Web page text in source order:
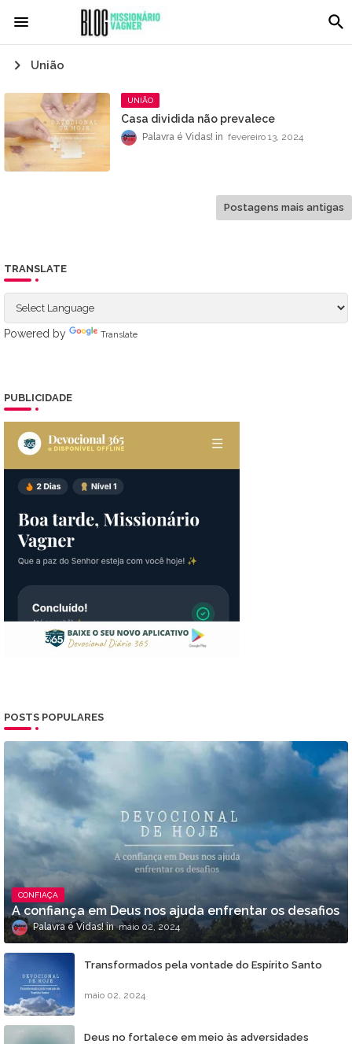
União
UNIÃO
Casa dividida não prevalece
Palavra é Vidas! fevereiro 13, 2024
Postagens mais antigas
TRANSLATE
Powered by Translate
PUBLICIDADE
POSTS POPULARES
CONFIAÇA
A confiança em Deus nos ajuda enfrentar os desafios
Palavra é Vidas! maio 02, 2024
Transformados pela vontade do Espírito Santo
maio 02, 2024
Deus no fortalece em meio às adversidades